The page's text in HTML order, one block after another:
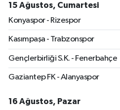
15 Ağustos, Cumartesi
Konyaspor - Rizespor
Kasımpaşa - Trabzonspor
Gençlerbirliği S.K. - Fenerbahçe
Gaziantep FK - Alanyaspor
16 Ağustos, Pazar